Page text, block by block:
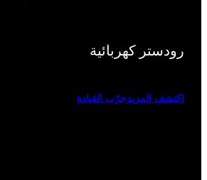
رودستر كهربائية
اكتشف المزيدجرّب القيادة